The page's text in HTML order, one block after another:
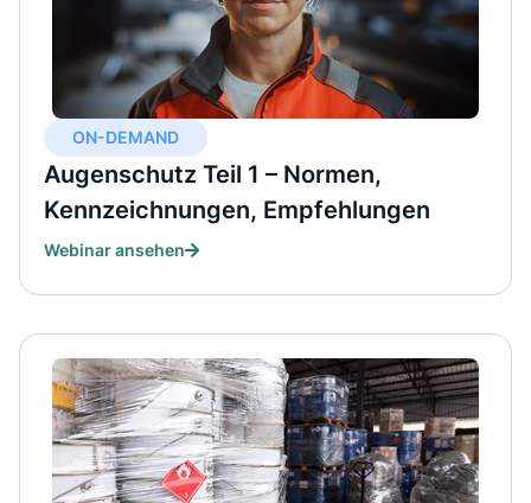
ON-DEMAND
Augenschutz Teil 1 – Normen,
Kennzeichnungen, Empfehlungen
Webinar ansehen